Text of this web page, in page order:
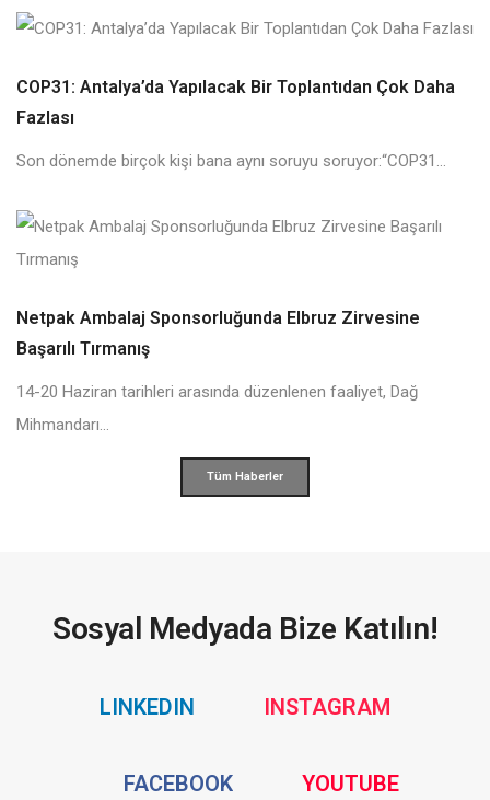
COP31: Antalya’da Yapılacak Bir Toplantıdan Çok Daha
Fazlası
Son dönemde birçok kişi bana aynı soruyu soruyor:“COP31...
Netpak Ambalaj Sponsorluğunda Elbruz Zirvesine
Başarılı Tırmanış
14-20 Haziran tarihleri arasında düzenlenen faaliyet, Dağ
Mihmandarı...
Tüm Haberler
Sosyal Medyada Bize Katılın!
LINKEDINSocial INSTAGRAMSocial
FACEBOOKSocial YOUTUBESocial